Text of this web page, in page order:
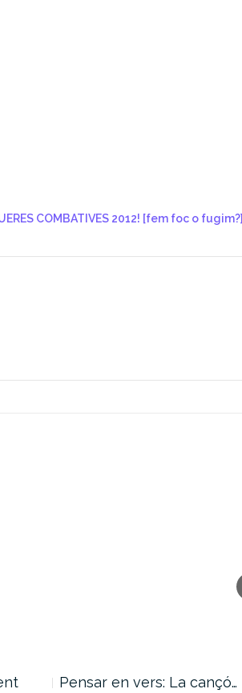
COMBATIVES 2012! [fem foc o fugim?]
Pensar en vers: La cançó…